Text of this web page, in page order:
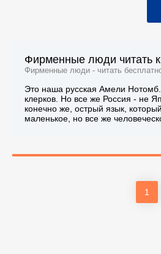
Фирменные люди читать
Фирменные люди - читать
Это наша русская Амели
клерков. Но все же Россия - не
конечно же, острый язык,
маленькое, но все же
1